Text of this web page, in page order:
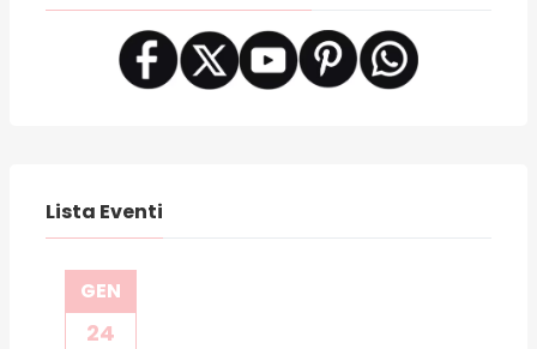
Lista Eventi
GEN
24